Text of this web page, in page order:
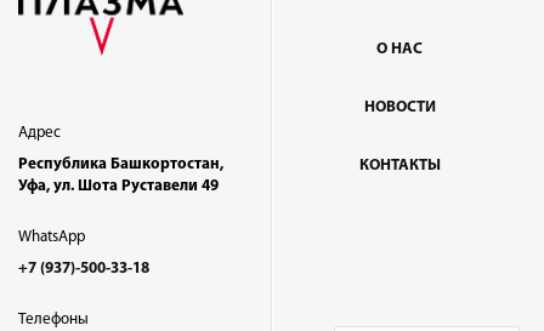
Адрес
Республика Башкортостан,
Уфа, ул. Шота Руставели 49
WhatsApp
+7 (937)-500-33-18
Телефоны
О НАС
НОВОСТИ
КОНТАКТЫ